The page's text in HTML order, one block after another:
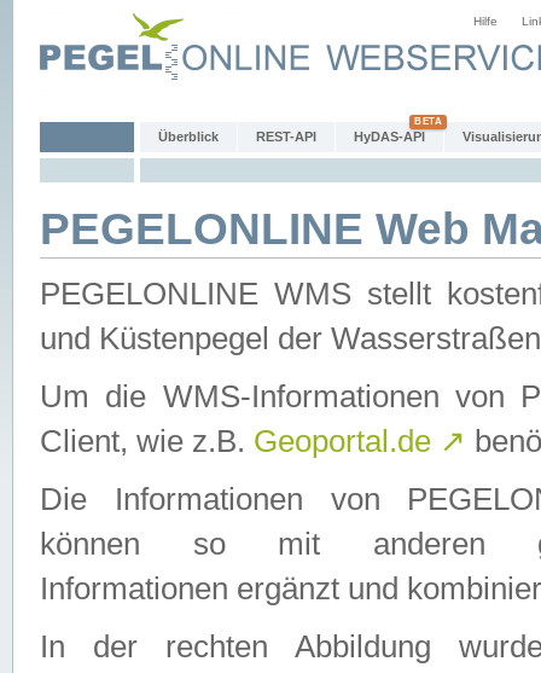
Hilfe
Überblick REST-API HyDAS-API
PEGELONLINE Web
PEGELONLINE WMS stellt
und Küstenpegel der
Um die WMS-Informationen von
Client, wie z.B. Geoportal.de ↗
Die Informationen von
können so mit anderen
Informationen ergänzt und
In der rechten Abbildung